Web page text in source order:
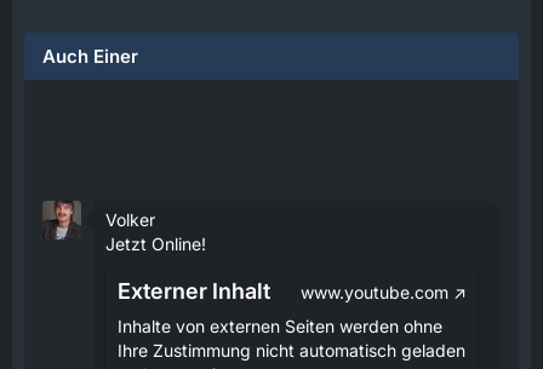
Auch Einer
Volker
Jetzt Online!
Externer Inhalt
www.youtube.com
Inhalte von externen Seiten werden ohne
Ihre Zustimmung nicht automatisch geladen